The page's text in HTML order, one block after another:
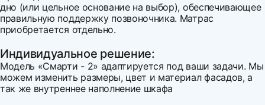
дно (или цельное основание на выбор), обеспечивающее
правильную поддержку позвоночника. Матрас
приобретается отдельно.
Индивидуальное решение:
Модель «Смарти - 2» адаптируется под ваши задачи. Мы
можем изменить размеры, цвет и материал фасадов, а
так же внутреннее наполнение шкафа